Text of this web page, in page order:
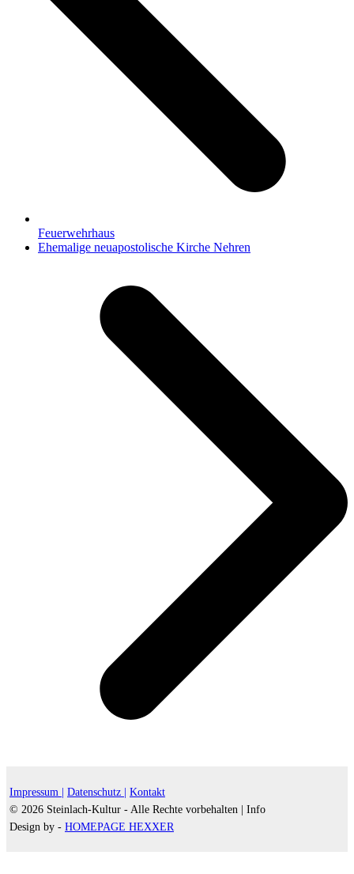
Feuerwehrhaus
Nächster
Ehemalige neuapostolische Kirche Nehren
Impressum | Datenschutz |
Kontakt
© 2026 Steinlach-Kultur - Alle Rechte vorbehalten |
Info
Design by - HOMEPAGE HEXXER